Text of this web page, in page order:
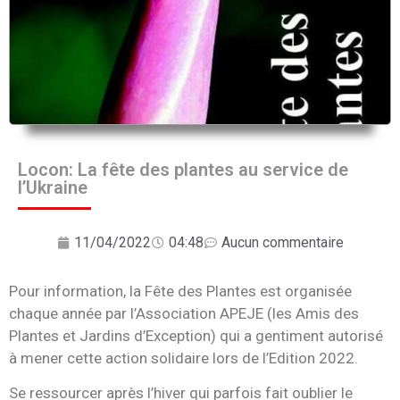
Locon: La fête des plantes au service de
l’Ukraine
11/04/2022 04:48 Aucun commentaire
Pour information, la Fête des Plantes est organisée
chaque année par l’Association APEJE (les Amis des
Plantes et Jardins d’Exception) qui a gentiment autorisé
à mener cette action solidaire lors de l’Edition 2022.
Se ressourcer après l’hiver qui parfois fait oublier le